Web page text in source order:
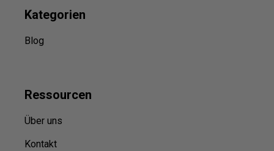
Kategorien
Blog
Ressourcen
Über uns
Kontakt